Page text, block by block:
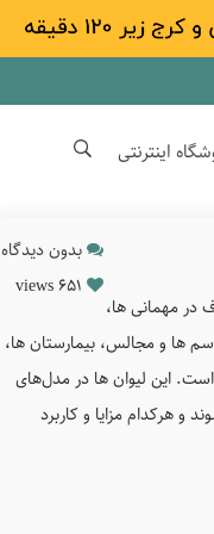
اینترنتی
بدون دیدگاه
در مهمانی‌ ها،
ها و مجالس، بیمارستان ها،
این لیوان‌ ها در مدل‌های
و هرکدام مزایا و کاربرد